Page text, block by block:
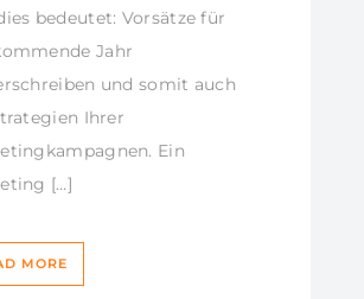
bedeutet: Vorsätze für
Jahr
und somit auch
Ihrer
Ein
[…]
MORE